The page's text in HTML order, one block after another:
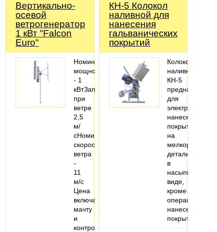
Вертикально-
осевой
ветрогенератор
1 кВт "Falcon
Euro"
Номинальная
мощность
- 1
кВтЗапуск
при
ветре
2,5
м/
сНоминальная
скорость
ветра
-
11
м/с
Цена
включает
мачту
и
контроллер.
КН-5 Колокол
наливной для
нанесения
гальванических
покрытий
Колокол
наливной
КН-5
предназначен
для
нанесения
покрытий
на
детали
в
насыпном
виде,
кроме
операций
нанесения
покрытий…